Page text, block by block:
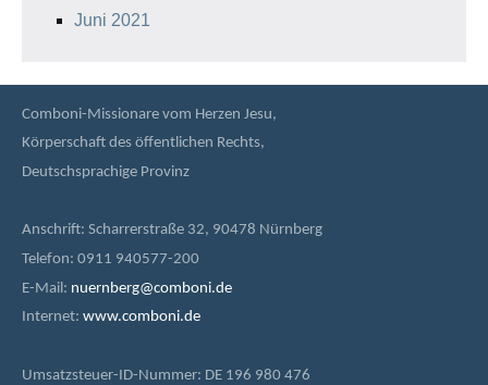
Juni 2021
Comboni-Missionare vom Herzen Jesu,
Körperschaft des öffentlichen Rechts,
Deutschsprachige Provinz
Anschrift: Scharrerstraße 32, 90478 Nürnberg
Telefon: 0911 940577-200
E-Mail: nuernberg@comboni.de
Internet: www.comboni.de
Umsatzsteuer-ID-Nummer: DE 196 980 476